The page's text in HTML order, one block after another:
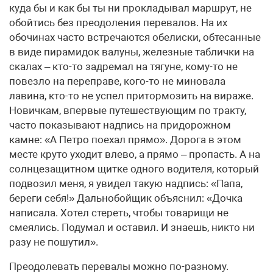
куда бы и как бы ты ни прокладывал маршрут, не
обойтись без преодоления перевалов. На их
обочинах часто встречаются обелиски, обтесанные
в виде пирамидок валуны, железные таблички на
скалах – кто-то задремал на тягуне, кому-то не
повезло на переправе, кого-то не миновала
лавина, кто-то не успел притормозить на вираже.
Новичкам, впервые путешествующим по тракту,
часто показывают надпись на придорожном
камне: «А Петро поехал прямо». Дорога в этом
месте круто уходит влево, а прямо – пропасть. А на
солнцезащитном щитке одного водителя, который
подво­зил меня, я увидел такую надпись: «Папа,
береги себя!» Дальнобойщик объяснил: «Дочка
написала. Хотел стереть, чтобы товарищи не
смеялись. Подумал и оставил. И знаешь, никто ни
разу не пошутил».
Преодолевать перевалы можно по-разному.